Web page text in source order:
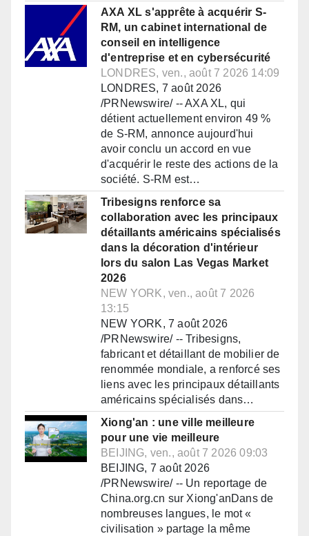
AXA XL s'apprête à acquérir S-
RM, un cabinet international de
conseil en intelligence
d'entreprise et en cybersécurité
LONDRES, ven., août 7 2026 14:09
LONDRES, 7 août 2026
/PRNewswire/ -- AXA XL, qui
détient actuellement environ 49 %
de S-RM, annonce aujourd'hui
avoir conclu un accord en vue
d'acquérir le reste des actions de la
société. S-RM est…
Tribesigns renforce sa
collaboration avec les principaux
détaillants américains spécialisés
dans la décoration d'intérieur
lors du salon Las Vegas Market
2026
NEW YORK, ven., août 7 2026
13:15
NEW YORK, 7 août 2026
/PRNewswire/ -- Tribesigns,
fabricant et détaillant de mobilier de
renommée mondiale, a renforcé ses
liens avec les principaux détaillants
américains spécialisés dans…
Xiong'an : une ville meilleure
pour une vie meilleure
BEIJING, ven., août 7 2026 09:03
BEIJING, 7 août 2026
/PRNewswire/ -- Un reportage de
China.org.cn sur Xiong'anDans de
nombreuses langues, le mot «
civilisation » partage la même